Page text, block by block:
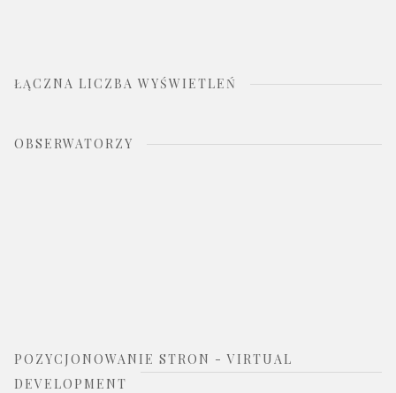
ŁĄCZNA LICZBA WYŚWIETLEŃ
OBSERWATORZY
POZYCJONOWANIE STRON - VIRTUAL
DEVELOPMENT